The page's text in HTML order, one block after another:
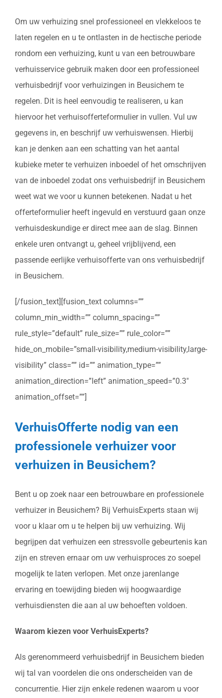
Om uw verhuizing snel professioneel en vlekkeloos te
laten regelen en u te ontlasten in de hectische periode
rondom een verhuizing, kunt u van een betrouwbare
verhuisservice gebruik maken door een professioneel
verhuisbedrijf voor verhuizingen in Beusichem te
regelen. Dit is heel eenvoudig te realiseren, u kan
hiervoor het verhuisofferteformulier in vullen. Vul uw
gegevens in, en beschrijf uw verhuiswensen. Hierbij
kan je denken aan een schatting van het aantal
kubieke meter te verhuizen inboedel of het omschrijven
van de inboedel zodat ons verhuisbedrijf in Beusichem
weet wat we voor u kunnen betekenen. Nadat u het
offerteformulier heeft ingevuld en verstuurd gaan onze
verhuisdeskundige er direct mee aan de slag. Binnen
enkele uren ontvangt u, geheel vrijblijvend, een
passende eerlijke verhuisofferte van ons verhuisbedrijf
in Beusichem.
[/fusion_text][fusion_text columns=””
column_min_width=”” column_spacing=””
rule_style=”default” rule_size=”” rule_color=””
hide_on_mobile=”small-visibility,medium-visibility,large-
visibility” class=”” id=”” animation_type=””
animation_direction=”left” animation_speed=”0.3″
animation_offset=””]
VerhuisOfferte nodig van een
professionele verhuizer voor
verhuizen in Beusichem?
Bent u op zoek naar een betrouwbare en professionele
verhuizer in Beusichem? Bij VerhuisExperts staan wij
voor u klaar om u te helpen bij uw verhuizing. Wij
begrijpen dat verhuizen een stressvolle gebeurtenis kan
zijn en streven ernaar om uw verhuisproces zo soepel
mogelijk te laten verlopen. Met onze jarenlange
ervaring en toewijding bieden wij hoogwaardige
verhuisdiensten die aan al uw behoeften voldoen.
Waarom kiezen voor VerhuisExperts?
Als gerenommeerd verhuisbedrijf in Beusichem bieden
wij tal van voordelen die ons onderscheiden van de
concurrentie. Hier zijn enkele redenen waarom u voor